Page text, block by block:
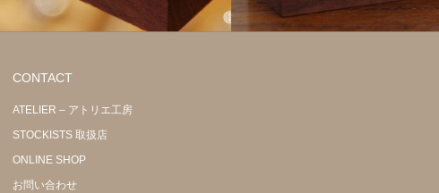
CONTACT
ATELIER – アトリエ工房
STOCKISTS 取扱店
ONLINE SHOP
お問い合わせ